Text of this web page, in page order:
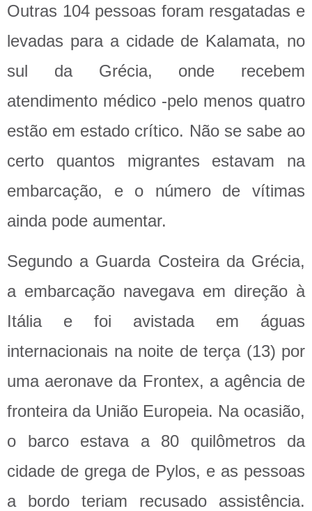
Outras 104 pessoas foram resgatadas e
levadas para a cidade de Kalamata, no
sul da Grécia, onde recebem
atendimento médico -pelo menos quatro
estão em estado crítico. Não se sabe ao
certo quantos migrantes estavam na
embarcação, e o número de vítimas
ainda pode aumentar.
Segundo a Guarda Costeira da Grécia,
a embarcação navegava em direção à
Itália e foi avistada em águas
internacionais na noite de terça (13) por
uma aeronave da Frontex, a agência de
fronteira da União Europeia. Na ocasião,
o barco estava a 80 quilômetros da
cidade de grega de Pylos, e as pessoas
a bordo teriam recusado assistência.